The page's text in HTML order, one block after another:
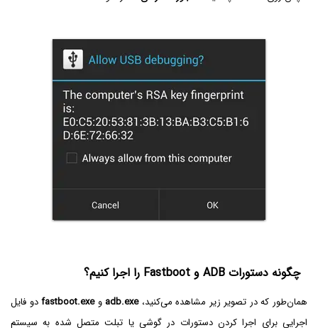
چگونه دستورات ADB و Fastboot را اجرا کنیم؟
همان‌طور که در تصویر زیر مشاهده می‌کنید،adb.exe وfastboot.exeدو فایل
اجرایی برای اجرا کردن دستورات در گوشی یا تبلت متصل شده به سیستم